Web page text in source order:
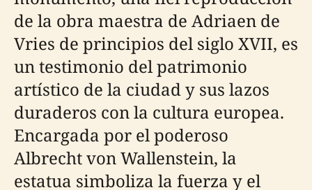
de la obra maestra de Adriaen de
Vries de principios del siglo XVII, es
un testimonio del patrimonio
artístico de la ciudad y sus lazos
duraderos con la cultura europea.
Encargada por el poderoso
Albrecht von Wallenstein, la
estatua simboliza la fuerza y el